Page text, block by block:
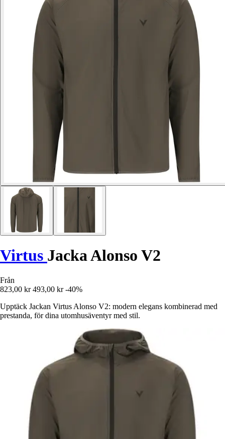
Virtus Jacka Alonso V2
Från
823,00 kr 493,00 kr -40%
Upptäck Jackan Virtus Alonso V2: modern elegans kombinerad med
prestanda, för dina utomhusäventyr med stil.